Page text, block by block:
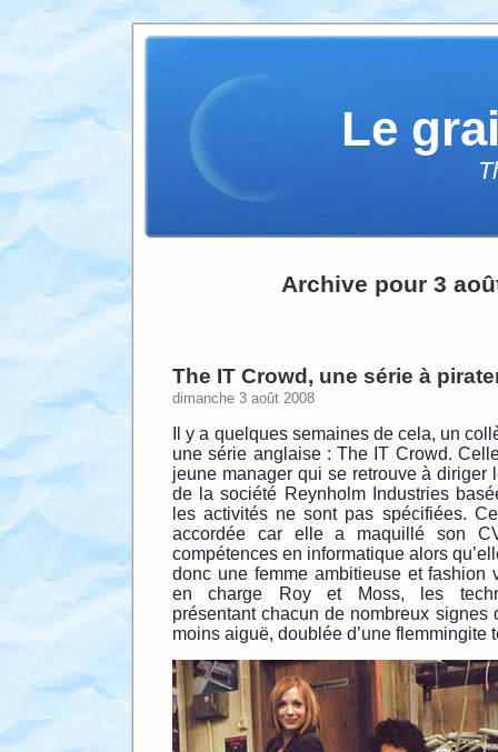
Le
Archive pour 3
The IT Crowd, une série à
dimanche 3 août 2008
Il y a quelques semaines de cela, un
une série anglaise : The IT Crowd.
jeune manager qui se retrouve à diriger
de la société Reynholm Industries
les activités ne sont pas spécifiées.
accordée car elle a maquillé son
compétences en informatique alors
donc une femme ambitieuse et fashion
en charge Roy et Moss, les
présentant chacun de nombreux signes
moins aiguë, doublée d’une flemmingite